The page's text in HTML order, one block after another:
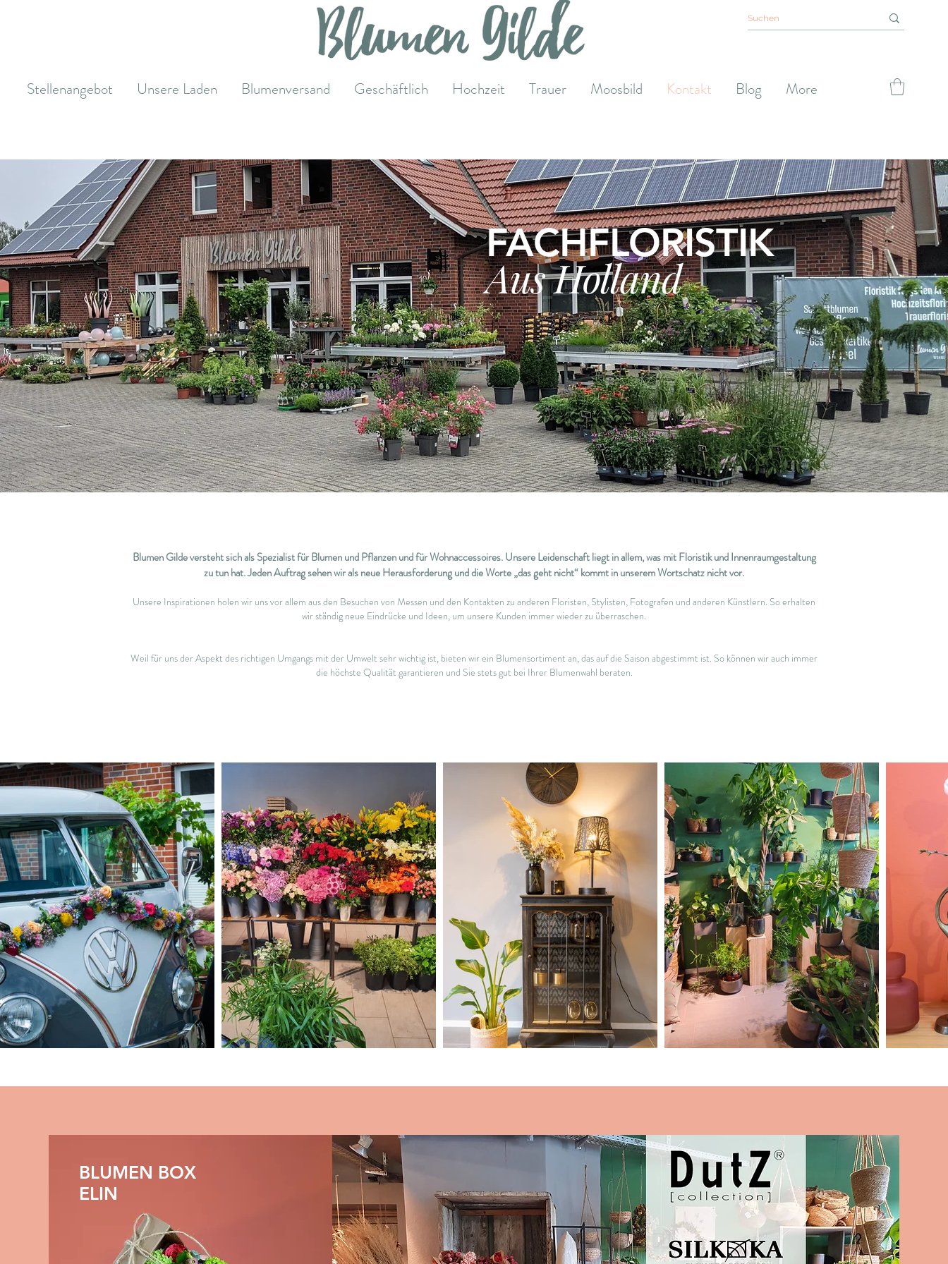
Stellenangebot Unsere Laden Blumenversand Geschäftlich Hochzeit Trauer Moosbild Kontakt Blog More
FACHFLORISTIK
Aus Holland
Blumen Gilde versteht sich als Spezialist für Blumen und Pflanzen und für Wohnaccessoires. Unsere Leidenschaft liegt in allem, was mit Floristik und Innenraumgestaltung
zu tun hat. Jeden Auftrag sehen wir als neue Herausforderung und die Worte „das geht nicht“ kommt in unserem Wortschatz nicht vor.
Unsere Inspirationen holen wir uns vor allem aus den Besuchen von Messen und den Kontakten zu anderen Floristen, Stylisten, Fotografen und anderen Künstlern. So erhalten
wir ständig neue Eindrücke und Ideen, um unsere Kunden immer wieder zu überraschen.
Weil für uns der Aspekt des richtigen Umgangs mit der Umwelt sehr wichtig ist, bieten wir ein Blumensortiment an, das auf die Saison abgestimmt ist. So können wir auch immer
die höchste Qualität garantieren und Sie stets gut bei Ihrer Blumenwahl beraten.
BLUMEN BOX
ELIN